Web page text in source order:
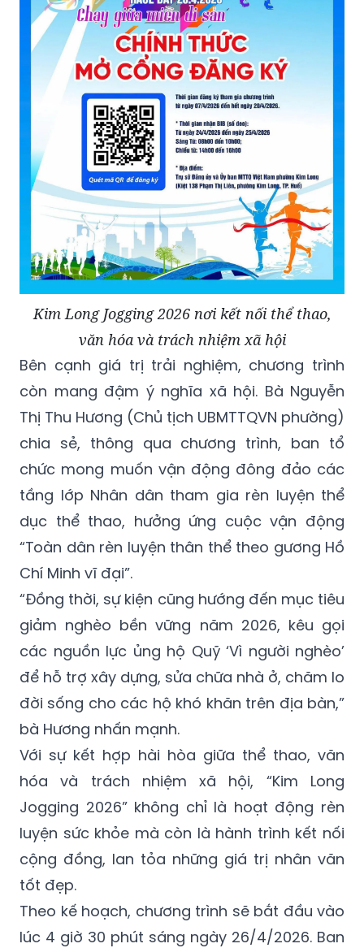
Kim Long Jogging 2026 nơi kết nối thể thao,
văn hóa và trách nhiệm xã hội
Bên cạnh giá trị trải nghiệm, chương trình
còn mang đậm ý nghĩa xã hội. Bà Nguyễn
Thị Thu Hương (Chủ tịch UBMTTQVN phường)
chia sẻ, thông qua chương trình, ban tổ
chức mong muốn vận động đông đảo các
tầng lớp Nhân dân tham gia rèn luyện thể
dục thể thao, hưởng ứng cuộc vận động
“Toàn dân rèn luyện thân thể theo gương Hồ
Chí Minh vĩ đại”.
“Đồng thời, sự kiện cũng hướng đến mục tiêu
giảm nghèo bền vững năm 2026, kêu gọi
các nguồn lực ủng hộ Quỹ ‘Vì người nghèo’
để hỗ trợ xây dựng, sửa chữa nhà ở, chăm lo
đời sống cho các hộ khó khăn trên địa bàn,”
bà Hương nhấn mạnh.
Với sự kết hợp hài hòa giữa thể thao, văn
hóa và trách nhiệm xã hội, “Kim Long
Jogging 2026” không chỉ là hoạt động rèn
luyện sức khỏe mà còn là hành trình kết nối
cộng đồng, lan tỏa những giá trị nhân văn
tốt đẹp.
Theo kế hoạch, chương trình sẽ bắt đầu vào
lúc 4 giờ 30 phút sáng ngày 26/4/2026. Ban